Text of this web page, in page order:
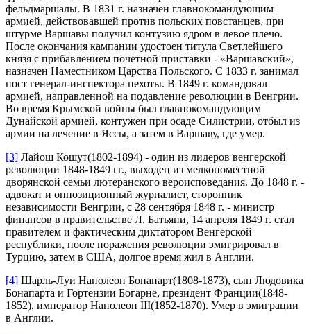
фельдмаршалы. В 1831 г. назначен главнокомандующим
армией, действовавшей против польских повстанцев, при
штурме Варшавы получил контузию ядром в левое плечо.
После окончания кампании удостоен титула Светлейшего
князя с прибавлением почетной приставки - «Варшавский»,
назначен Наместником Царства Польского. С 1833 г. занимал
пост генерал-инспектора пехоты. В 1849 г. командовал
армией, направленной на подавление революции в Венгрии.
Во время Крымской войны был главнокомандующим
Дунайской армией, контужен при осаде Силистрии, отбыл из
армии на лечение в Яссы, а затем в Варшаву, где умер.
[3] Лайош Кошут(1802-1894) - один из лидеров венгерской
революции 1848-1849 гг., выходец из мелкопоместной
дворянской семьи лютеранского вероисповедания. До 1848 г. -
адвокат и оппозиционный журналист, сторонник
независимости Венгрии, с 28 сентября 1848 г. - министр
финансов в правительстве Л. Батьяни, 14 апреля 1849 г. стал
правителем и фактическим диктатором Венгерской
республики, после поражения революции эмигрировал в
Турцию, затем в США, долгое время жил в Англии.
[4] Шарль-Луи Наполеон Бонапарт(1808-1873), сын Людовика
Бонапарта и Гортензии Богарне, президент Франции(1848-
1852), император Наполеон III(1852-1870). Умер в эмиграции
в Англии.